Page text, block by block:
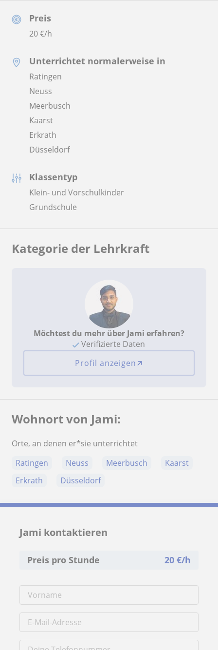
Preis
20€/h
Unterrichtet normalerweise in
Ratingen
Neuss
Meerbusch
Kaarst
Erkrath
Düsseldorf
Klassentyp
Klein- und Vorschulkinder
Grundschule
Kategorie der Lehrkraft
Möchtest du mehr über Jami erfahren?
Verifizierte Daten
Profil anzeigen
Wohnort von Jami:
Orte, an denen er*sie unterrichtet
Ratingen
Neuss Meerbusch
Kaarst
Erkrath
Düsseldorf
Jami kontaktieren
Preis pro Stunde 20€/h